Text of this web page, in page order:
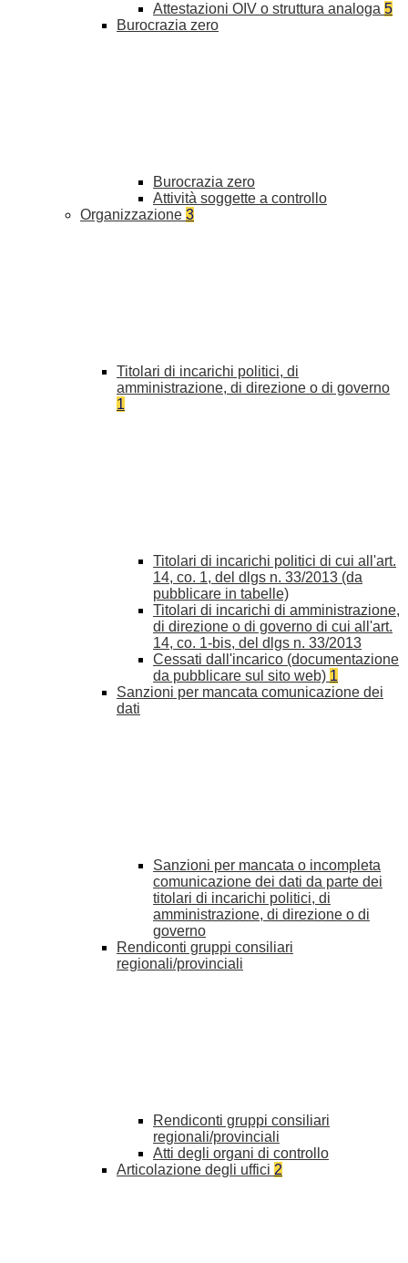
Attestazioni OIV o struttura analoga 5
Burocrazia zero
Burocrazia zero
Attività soggette a controllo
Organizzazione 3
Titolari di incarichi politici, di
amministrazione, di direzione o di governo
1
Titolari di incarichi politici di cui all'art.
14, co. 1, del dlgs n. 33/2013 (da
pubblicare in tabelle)
Titolari di incarichi di amministrazione,
di direzione o di governo di cui all'art.
14, co. 1-bis, del dlgs n. 33/2013
Cessati dall'incarico (documentazione
da pubblicare sul sito web) 1
Sanzioni per mancata comunicazione dei
dati
Sanzioni per mancata o incompleta
comunicazione dei dati da parte dei
titolari di incarichi politici, di
amministrazione, di direzione o di
governo
Rendiconti gruppi consiliari
regionali/provinciali
Rendiconti gruppi consiliari
regionali/provinciali
Atti degli organi di controllo
Articolazione degli uffici 2